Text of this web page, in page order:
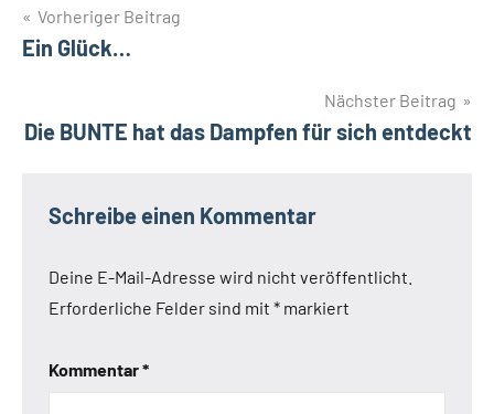
Beitrags-
Navigation
Vorheriger Beitrag
Ein Glück…
Nächster Beitrag
Die BUNTE hat das Dampfen für sich entdeckt
Schreibe einen Kommentar
Deine E-Mail-Adresse wird nicht veröffentlicht.
Erforderliche Felder sind mit * markiert
Kommentar*